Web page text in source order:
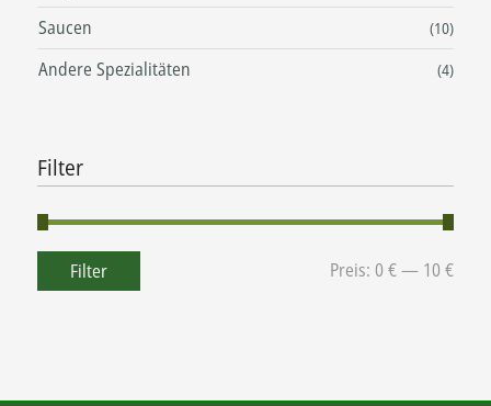
Saucen (10)
Andere Spezialitäten (4)
Filter
Filter Preis:0 €— 10 €